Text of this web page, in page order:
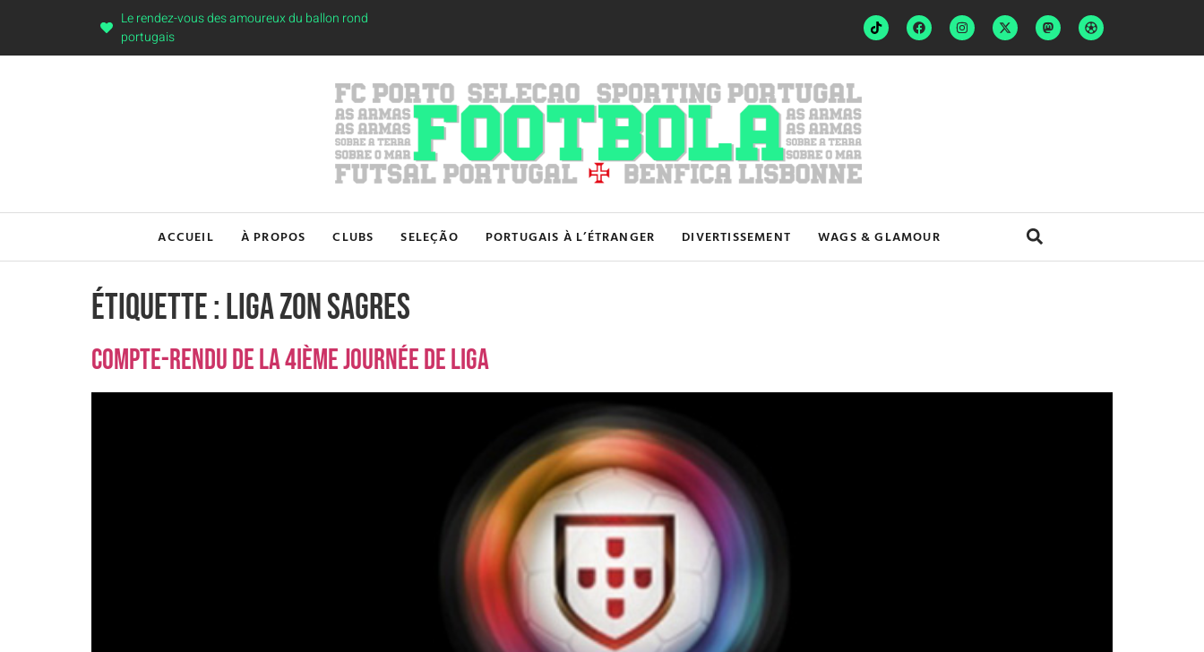
Le rendez-vous des amoureux du ballon rond
portugais
ACCUEIL À PROPOS CLUBS SELEÇÃO PORTUGAIS À L’ÉTRANGER DIVERTISSEMENT WAGS & GLAMOUR
Étiquette :liga zon sagres
Compte-rendu de la 4ième journée de liga